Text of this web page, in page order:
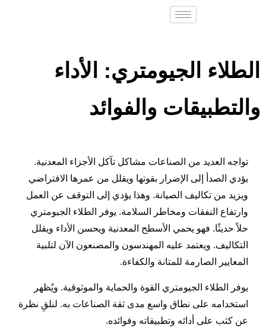
الطلاء الجيومتري: الأداء
والتطبيقات والفوائد
تواجه العديد من الصناعات مشاكل تآكل الأجزاء المعدنية.
يؤدي الصدأ إلى الإضرار بقوتها ويقلل من عمرها الافتراضي
ويزيد من تكاليف الصيانة. وهذا يؤدي إلى التوقف عن العمل
وارتفاع النفقات ومخاطر السلامة. يوفر الطلاء الجيومتري
حلاً حديثًا. فهو يحمي الأسطح المعدنية ويحسن الأداء ويقلل
التكاليف. ويعتمد عليه المهندسون والمصنعون الآن لتلبية
المعايير الصارمة للمتانة والكفاءة.
يوفر الطلاء الجيومتري القوة والحماية والموثوقية. ويُظهر
استخدامه على نطاق واسع مدى ثقة الصناعات به. لنلقِ نظرة
عن كثب على أدائه وتطبيقاته وفوائده.